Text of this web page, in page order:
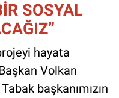
SOSYAL
hayata
Volkan
başkanımızın